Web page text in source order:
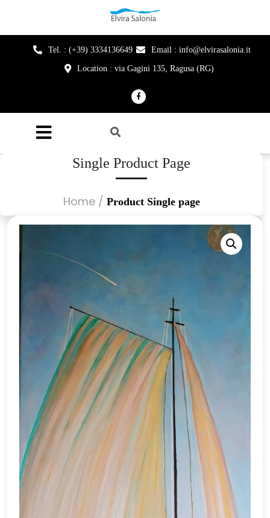
Tel. : (+39) 3334136649 Email : info@elvirasalonia.it
Location : via Gagini 135, Ragusa (RG)
Single Product Page
Home/ Product Single page